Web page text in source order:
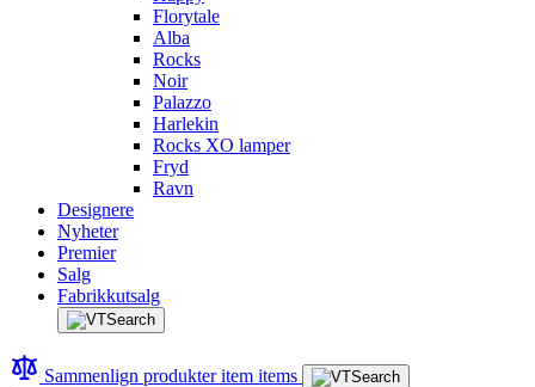
Florytale
Alba
Rocks
Noir
Palazzo
Harlekin
Rocks XO lamper
Fryd
Ravn
Designere
Nyheter
Premier
Salg
Fabrikkutsalg
Sammenlign produkteritem items